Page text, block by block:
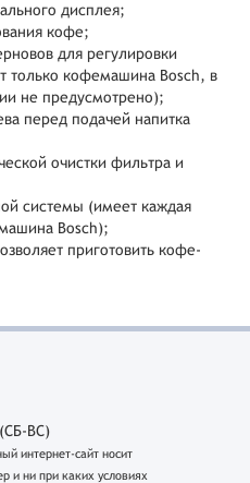
дисплея;
кофе;
для регулировки
только кофемашина Bosch, в
не предусмотрено);
перед подачей напитка
очистки фильтра и
системы (имеет каждая
Bosch);
приготовить кофе-
ВС)
интернет-сайт носит
и ни при каких условиях